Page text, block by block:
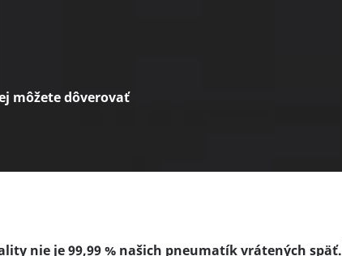
môžete dôverovať
nie je 99,99 % našich pneumatík vrátených späť.